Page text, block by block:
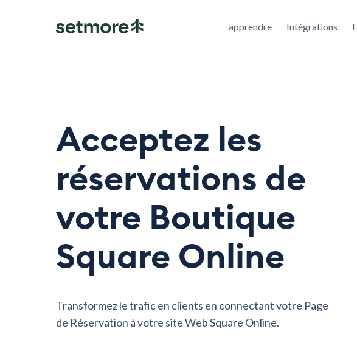
apprendre Intégrations
Acceptez les
réservations de
votre Boutique
Square Online
Transformez le trafic en clients en connectant votre Page
de Réservation à votre site Web Square Online.